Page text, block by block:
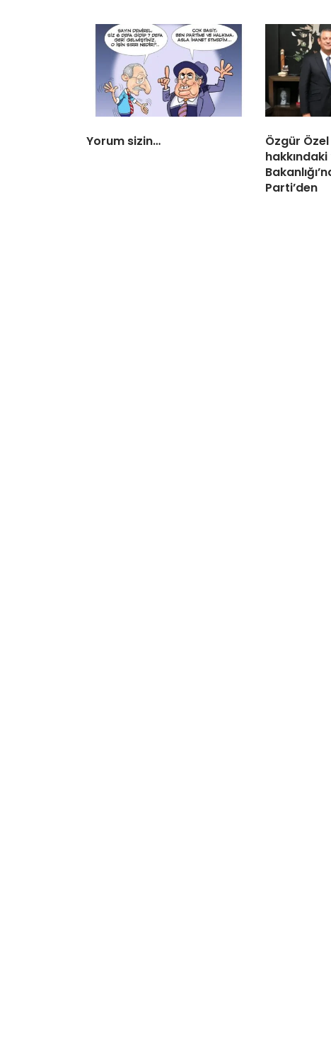
Yorum sizin…
Özgür
Parti’den